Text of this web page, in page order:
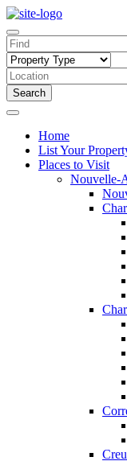
Search
Home
List Your
Places to Visit
Nouvelle-